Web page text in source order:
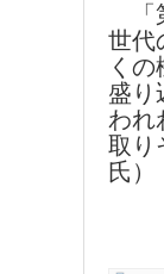
「
世代
く
盛り
われ
取り
氏）